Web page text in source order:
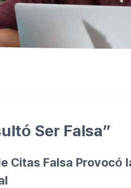
Ser Falsa”
Citas Falsa Provocó